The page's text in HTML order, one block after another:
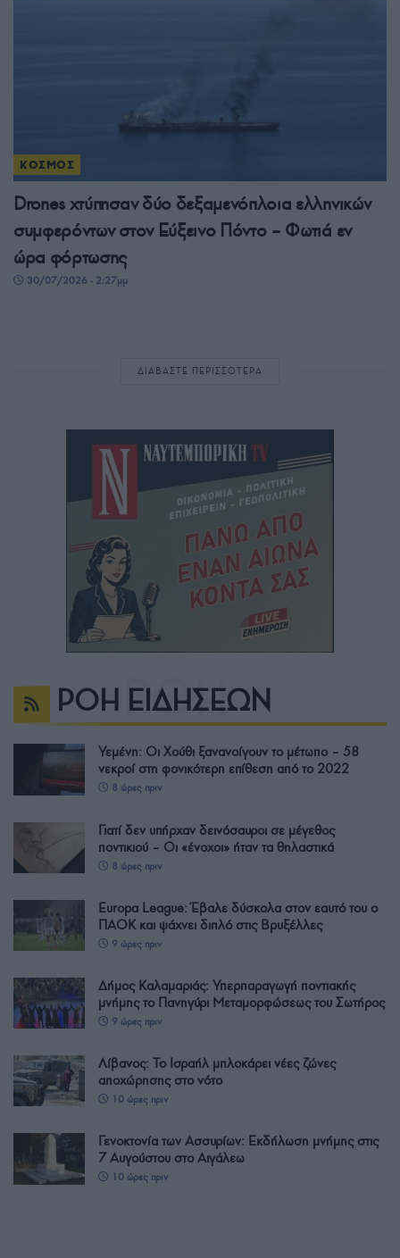
ΚΟΣΜΟΣ
Drones χτύπησαν δύο δεξαμενόπλοια ελληνικών
συμφερόντων στον Εύξεινο Πόντο – Φωτιά εν
ώρα φόρτωσης
30/07/2026 - 2:27μμ
ΔΙΑΒΑΣΤΕ ΠΕΡΙΣΣΟΤΕΡΑ
ΡΟΗ ΕΙΔΗΣΕΩΝ
Υεμένη: Οι Χούθι ξανανοίγουν το μέτωπο – 58
νεκροί στη φονικότερη επίθεση από το 2022
8 ώρες πριν
Γιατί δεν υπήρχαν δεινόσαυροι σε μέγεθος
ποντικιού – Οι «ένοχοι» ήταν τα θηλαστικά
8 ώρες πριν
Europa League: Έβαλε δύσκολα στον εαυτό του ο
ΠΑΟΚ και ψάχνει διπλό στις Βρυξέλλες
9 ώρες πριν
Δήμος Καλαμαριάς: Υπερπαραγωγή ποντιακής
μνήμης το Πανηγύρι Μεταμορφώσεως του Σωτήρος
9 ώρες πριν
Λίβανος: Το Ισραήλ μπλοκάρει νέες ζώνες
αποχώρησης στο νότο
10 ώρες πριν
Γενοκτονία των Ασσυρίων: Εκδήλωση μνήμης στις
7 Αυγούστου στο Αιγάλεω
10 ώρες πριν